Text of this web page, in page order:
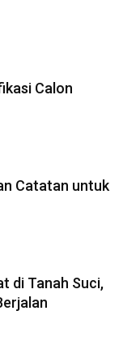
Calon
Catatan untuk
di Tanah Suci,